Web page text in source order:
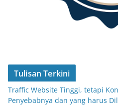
Tulisan Terkini
Traffic Website Tinggi, tetapi
Penyebabnya dan yang harus